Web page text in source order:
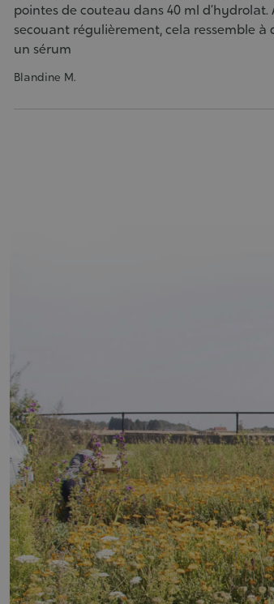
pointes de couteau dans 40 ml d’hydrolat.
secouant régulièrement, cela ressemble à
un sérum
Blandine M.